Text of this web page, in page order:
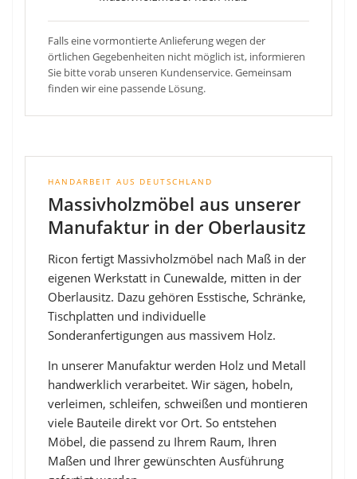
Falls eine vormontierte Anlieferung wegen der
örtlichen Gegebenheiten nicht möglich ist, informieren
Sie bitte vorab unseren Kundenservice. Gemeinsam
finden wir eine passende Lösung.
HANDARBEIT AUS DEUTSCHLAND
Massivholzmöbel aus unserer
Manufaktur in der Oberlausitz
Ricon fertigt Massivholzmöbel nach Maß in der
eigenen Werkstatt in Cunewalde, mitten in der
Oberlausitz. Dazu gehören Esstische, Schränke,
Tischplatten und individuelle
Sonderanfertigungen aus massivem Holz.
In unserer Manufaktur werden Holz und Metall
handwerklich verarbeitet. Wir sägen, hobeln,
verleimen, schleifen, schweißen und montieren
viele Bauteile direkt vor Ort. So entstehen
Möbel, die passend zu Ihrem Raum, Ihren
Maßen und Ihrer gewünschten Ausführung